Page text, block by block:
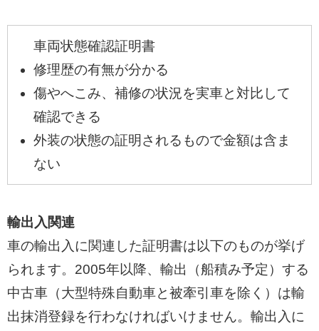
車両状態確認証明書
修理歴の有無が分かる
傷やへこみ、補修の状況を実車と対比して
確認できる
外装の状態の証明されるもので金額は含ま
ない
輸出入関連
車の輸出入に関連した証明書は以下のものが挙げ
られます。2005年以降、輸出（船積み予定）する
中古車（大型特殊自動車と被牽引車を除く）は輸
出抹消登録を行わなければいけません。輸出入に